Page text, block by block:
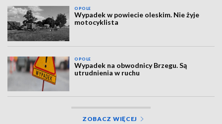
OPOLE
Wypadek w powiecie oleskim. Nie żyje
motocyklista
OPOLE
Wypadek na obwodnicy Brzegu. Są
utrudnienia w ruchu
ZOBACZ WIĘCEJ